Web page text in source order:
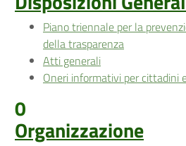
Piano triennale per la
della trasparenza
Atti generali
Oneri informativi per cittadini
0
Organizzazione